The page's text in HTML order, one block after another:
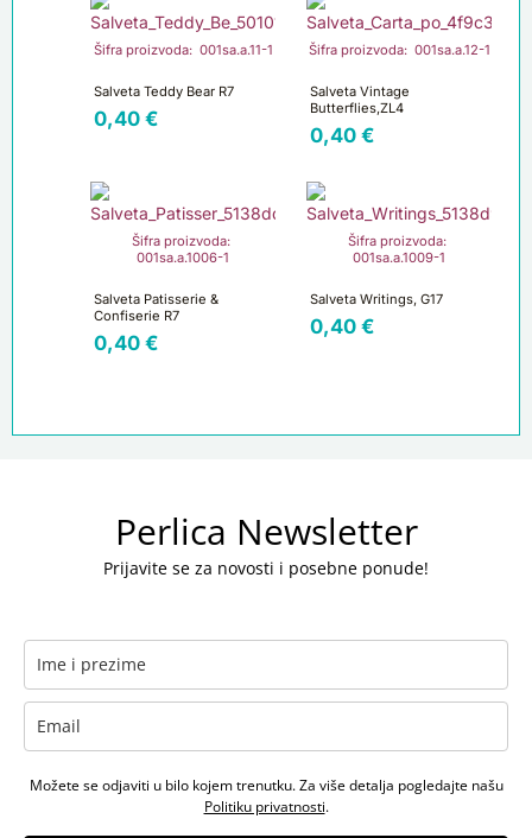
Šifra proizvoda: 001sa.a.11-1
Salveta Teddy Bear R7
0,40 €
Šifra proizvoda: 001sa.a.12-1
Salveta Vintage
Butterflies,ZL4
0,40 €
Šifra proizvoda:
001sa.a.1006-1
Salveta Patisserie &
Confiserie R7
0,40 €
Šifra proizvoda:
001sa.a.1009-1
Salveta Writings, G17
0,40 €
Perlica Newsletter
Prijavite se za novosti i posebne ponude!
Možete se odjaviti u bilo kojem trenutku. Za više detalja pogledajte našu
Politiku privatnosti.